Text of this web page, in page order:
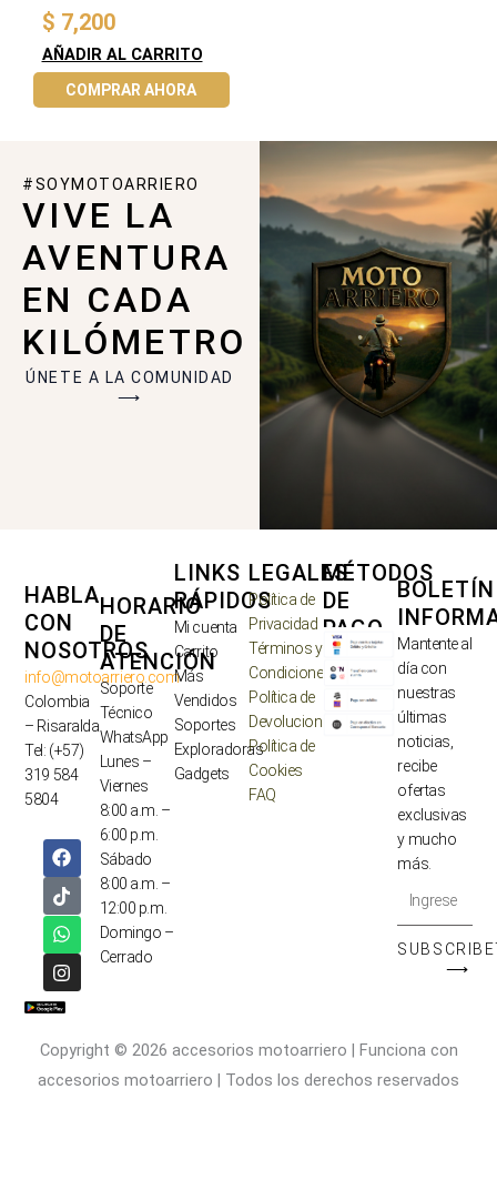
$ 7,200
AÑADIR AL CARRITO
COMPRAR AHORA
#SOYMOTOARRIERO
VIVE LA
AVENTURA
EN CADA
KILÓMETRO
ÚNETE A LA COMUNIDAD
⟶
HABLA
CON
NOSOTROS
info@motoarriero.com
Colombia
– Risaralda
Tel: (+57)
319 584
5804
F
a
c
e
b
o
o
k
T
i
k
t
o
k
W
h
a
t
s
a
p
p
I
n
s
t
a
g
r
a
m
HORARIO
DE
ATENCIÓN
Soporte
Técnico
WhatsApp
Lunes –
Viernes
8:00 a.m. –
6:00 p.m.
Sábado
8:00 a.m. –
12:00 p.m.
Domingo –
Cerrado
LINKS
RÁPIDOS
Mi cuenta
Carrito
Más
Vendidos
Soportes
Exploradoras
Gadgets
LEGALES
Política de
Privacidad
Términos y
Condiciones
Política de
Devoluciones
Política de
Cookies
FAQ
MÉTODOS
DE
PAGO
BOLETÍN
Mantente al
día con
nuestras
últimas
noticias,
recibe
ofertas
exclusivas
y mucho
más.
Ingrese
correo
⟶
Copyright © 2026 accesorios motoarriero | Funciona con
accesorios motoarriero | Todos los derechos reservados